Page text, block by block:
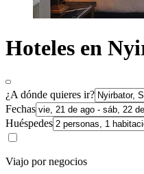
Hoteles en
¿A dónde quieres ir?
Fechas
Huéspedes
Viajo por negocios